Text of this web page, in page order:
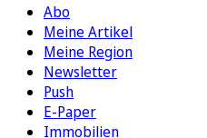
Abo
Meine Artikel
Meine Region
Newsletter
Push
E-Paper
Immobilien